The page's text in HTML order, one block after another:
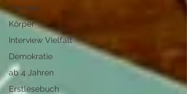
Fantasie
Körper
Interview Vielfalt
Demokratie
ab 4 Jahren
Erstlesebuch